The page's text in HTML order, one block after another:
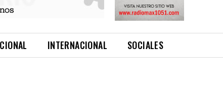
INTERNACIONAL SOCIALES